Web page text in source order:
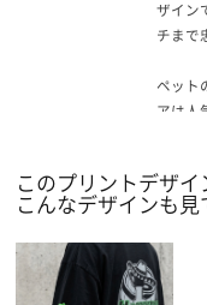
ザイン
チまで
ペット
アは人
す。
このプリントデザイ
こんなデザインも見